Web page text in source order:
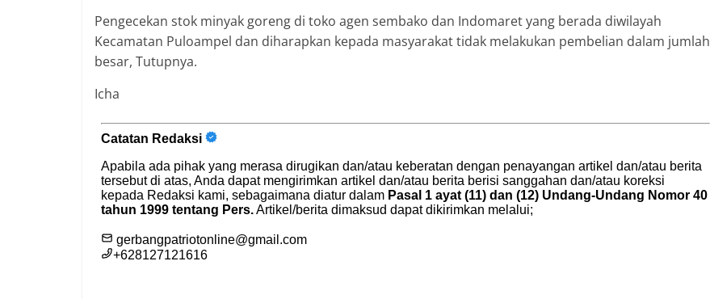
Pengecekan stok minyak goreng di toko agen sembako dan Indomaret yang berada diwilayah
Kecamatan Puloampel dan diharapkan kepada masyarakat tidak melakukan pembelian dalam jumlah
besar, Tutupnya.
Icha